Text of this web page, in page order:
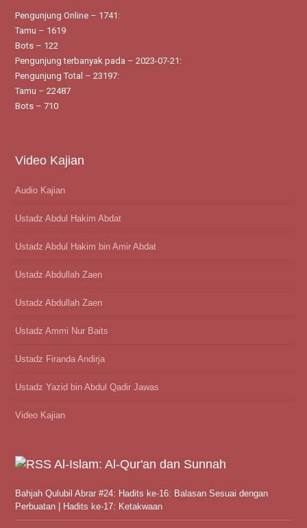
Pengunjung Online – 1741:
Tamu – 1619
Bots – 122
Pengunjung terbanyak pada – 2023-07-21:
Pengunjung Total – 23197:
Tamu – 22487
Bots – 710
Video Kajian
Audio Kajian
Ustadz Abdul Hakim Abdat
Ustadz Abdul Hakim bin Amir Abdat
Ustadz Abdullah Zaen
Ustadz Abdullah Zaen
Ustadz Ammi Nur Baits
Ustadz Firanda Andirja
Ustadz Yazid bin Abdul Qadir Jawas
Video Kajian
Al-Islam: Al-Qur'an dan Sunnah
Bahjah Qulubil Abrar #24: Hadits ke-16: Balasan Sesuai dengan
Perbuatan | Hadits ke-17: Ketakwaan